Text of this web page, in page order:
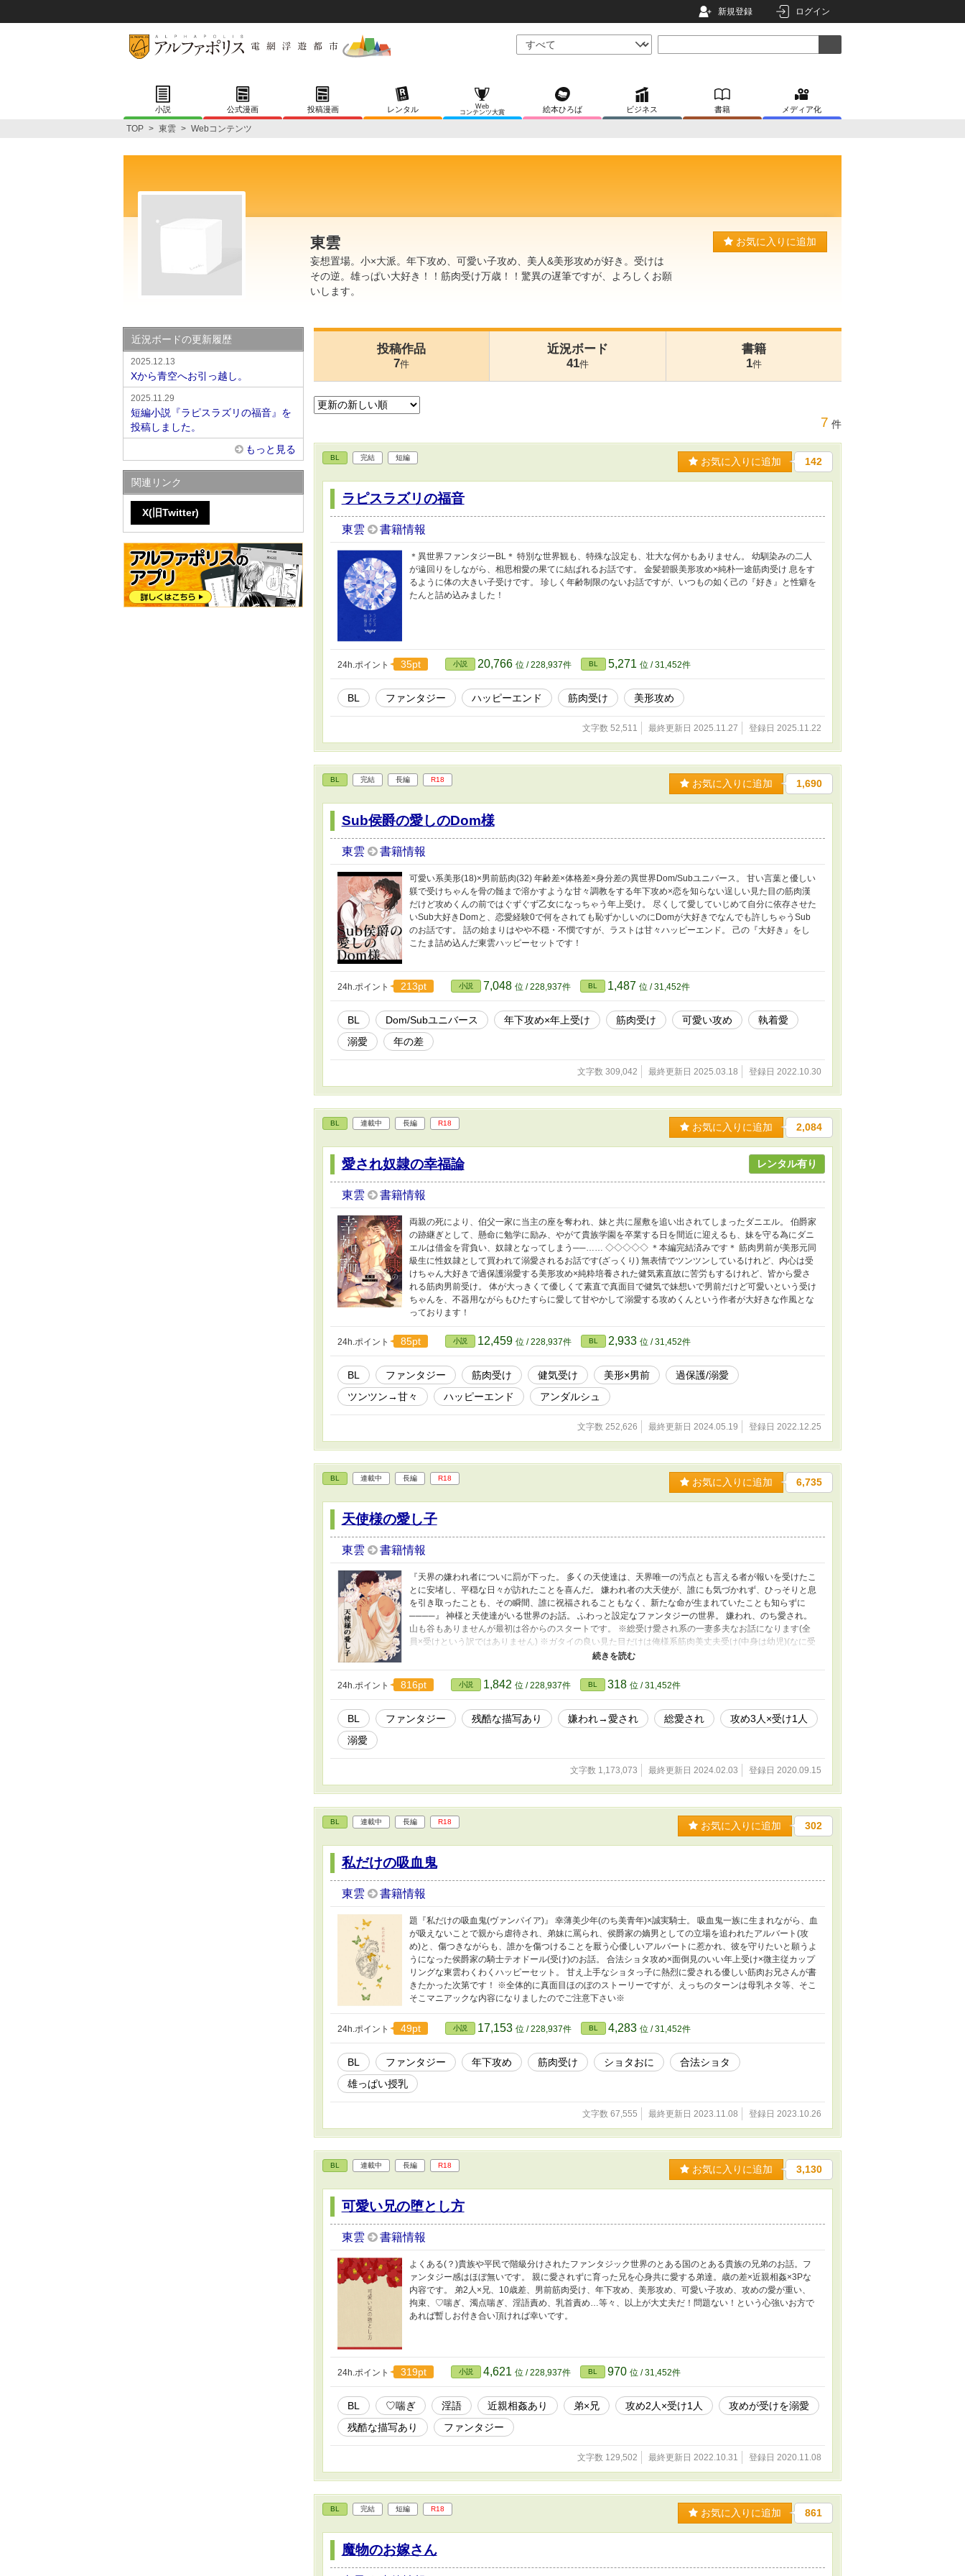
新規登録 ログイン
小説 公式漫画 投稿漫画 レンタル
Web
コンテンツ大賞
絵本ひろば ビジネス 書籍 メディア化
TOP > 東雲 > Webコンテンツ
東雲
妄想置場。小×大派。年下攻め、可愛い子攻め、美人&美形攻めが好き。受けは
その逆。雄っぱい大好き！！筋肉受け万歳！！驚異の遅筆ですが、よろしくお願
いします。
お気に入りに追加
投稿作品
7件
近況ボード
41件
書籍
1件
7 件
BL 完結 短編 お気に入りに追加 142
ラピスラズリの福音
東雲 書籍情報
＊異世界ファンタジーBL＊ 特別な世界観も、特殊な設定も、壮大な何かもありません。 幼馴染みの二人
が遠回りをしながら、相思相愛の果てに結ばれるお話です。 金髪碧眼美形攻め×純朴一途筋肉受け 息をす
るように体の大きい子受けです。 珍しく年齢制限のないお話ですが、いつもの如く己の『好き』と性癖を
たんと詰め込みました！
24h.ポイント 35pt 小説 20,766 位 / 228,937件 BL 5,271 位 / 31,452件
BL ファンタジー ハッピーエンド 筋肉受け 美形攻め
文字数 52,511 最終更新日 2025.11.27 登録日 2025.11.22
BL 完結 長編 R18 お気に入りに追加 1,690
Sub侯爵の愛しのDom様
東雲 書籍情報
可愛い系美形(18)×男前筋肉(32) 年齢差×体格差×身分差の異世界Dom/Subユニバース。 甘い言葉と優しい
躾で受けちゃんを骨の髄まで溶かすような甘々調教をする年下攻め×恋を知らない逞しい見た目の筋肉漢
だけど攻めくんの前ではぐずぐず乙女になっちゃう年上受け。 尽くして愛していじめて自分に依存させた
いSub大好きDomと、恋愛経験0で何をされても恥ずかしいのにDomが大好きでなんでも許しちゃうSub
のお話です。 話の始まりはやや不穏・不憫ですが、ラストは甘々ハッピーエンド。 己の『大好き』をし
こたま詰め込んだ東雲ハッピーセットです！
24h.ポイント 213pt 小説 7,048 位 / 228,937件 BL 1,487 位 / 31,452件
BL Dom/Subユニバース 年下攻め×年上受け 筋肉受け 可愛い攻め
執着愛
溺愛
年の差
文字数 309,042 最終更新日 2025.03.18 登録日 2022.10.30
BL 連載中 長編 R18 お気に入りに追加 2,084
愛され奴隷の幸福論 レンタル有り
東雲 書籍情報
両親の死により、伯父一家に当主の座を奪われ、妹と共に屋敷を追い出されてしまったダニエル。 伯爵家
の跡継ぎとして、懸命に勉学に励み、やがて貴族学園を卒業する日を間近に迎えるも、妹を守る為にダニ
エルは借金を背負い、奴隷となってしまう──…… ◇◇◇◇◇ ＊本編完結済みです＊ 筋肉男前が美形元同
級生に性奴隷として買われて溺愛されるお話です(ざっくり) 無表情でツンツンしているけれど、内心は受
けちゃん大好きで過保護溺愛する美形攻め×純粋培養された健気素直故に苦労もするけれど、皆から愛さ
れる筋肉男前受け。 体が大っきくて優しくて素直で真面目で健気で妹想いで男前だけど可愛いという受け
ちゃんを、不器用ながらもひたすらに愛して甘やかして溺愛する攻めくんという作者が大好きな作風とな
っております！
24h.ポイント 85pt 小説 12,459 位 / 228,937件 BL 2,933 位 / 31,452件
BL ファンタジー 筋肉受け 健気受け 美形×男前
過保護/溺愛
ツンツン→甘々
ハッピーエンド アンダルシュ
文字数 252,626 最終更新日 2024.05.19 登録日 2022.12.25
BL 連載中 長編 R18 お気に入りに追加 6,735
天使様の愛し子
東雲 書籍情報
『天界の嫌われ者についに罰が下った。 多くの天使達は、天界唯一の汚点とも言える者が報いを受けたこ
とに安堵し、平穏な日々が訪れたことを喜んだ。 嫌われ者の大天使が、誰にも気づかれず、ひっそりと息
を引き取ったことも、その瞬間、誰に祝福されることもなく、新たな命が生まれていたことも知らずに
────』 神様と天使達がいる世界のお話。 ふわっと設定なファンタジーの世界。 嫌われ、のち愛され。
山も谷もありませんが最初は谷からのスタートです。 ※総受け愛され系の一妻多夫なお話になります(全
員×受けという訳ではありません) ※ガタイの良い見た目だけは俺様系筋肉美丈夫受け(中身は幼児)(なに受
けと言えばいいのか分からず迷走中です…ガチムチではないですが、6パックに割れた腹筋とたわわな雄
っぱいが魅力の褐色男性受け) ※美人、美青年、可愛い子攻め。 弱々な受けちゃんをひたすらに愛でて囲
って慈しんで貪る溺愛系攻めと無自覚愛され系受けが書きたかった次第です。 ★第9回BL小説大賞にて、
奨励賞を頂きました！★ 初創作、字書き歴も2mmくらいのペーペーの作品ですがお付き合い頂けました
24h.ポイント 816pt 小説 1,842 位 / 228,937件 BL 318 位 / 31,452件
BL ファンタジー 残酷な描写あり 嫌われ→愛され 総愛され
攻め3人×受け1人
溺愛
文字数 1,173,073 最終更新日 2024.02.03 登録日 2020.09.15
BL 連載中 長編 R18 お気に入りに追加 302
私だけの吸血鬼
東雲 書籍情報
題『私だけの吸血鬼(ヴァンパイア)』 幸薄美少年(のち美青年)×誠実騎士。 吸血鬼一族に生まれながら、血
が吸えないことで親から虐待され、弟妹に罵られ、侯爵家の嫡男としての立場を追われたアルバート(攻
め)と、傷つきながらも、誰かを傷つけることを厭う心優しいアルバートに惹かれ、彼を守りたいと願うよ
うになった侯爵家の騎士テオドール(受け)のお話。 合法ショタ攻め×面倒見のいい年上受け×微主従カップ
リングな東雲わくわくハッピーセット。 甘え上手なショタっ子に熱烈に愛される優しい筋肉お兄さんが書
きたかった次第です！ ※全体的に真面目ほのぼのストーリーですが、えっちのターンは母乳ネタ等、そこ
そこマニアックな内容になりましたのでご注意下さい※
24h.ポイント 49pt 小説 17,153 位 / 228,937件 BL 4,283 位 / 31,452件
BL ファンタジー 年下攻め 筋肉受け ショタおに
合法ショタ
雄っぱい授乳
文字数 67,555 最終更新日 2023.11.08 登録日 2023.10.26
BL 連載中 長編 R18 お気に入りに追加 3,130
可愛い兄の堕とし方
東雲 書籍情報
よくある(？)貴族や平民で階級分けされたファンタジック世界のとある国のとある貴族の兄弟のお話。フ
ァンタジー感はほぼ無いです。 親に愛されずに育った兄を心身共に愛する弟達。歳の差×近親相姦×3Pな
内容です。 弟2人×兄、10歳差、男前筋肉受け、年下攻め、美形攻め、可愛い子攻め、攻めの愛が重い、
拘束、♡喘ぎ、濁点喘ぎ、淫語責め、乳首責め…等々、以上が大丈夫だ！問題ない！という心強いお方で
あれば暫しお付き合い頂ければ幸いです。
24h.ポイント 319pt 小説 4,621 位 / 228,937件 BL 970 位 / 31,452件
BL ♡喘ぎ 淫語 近親相姦あり 弟×兄 攻め2人×受け1人
攻めが受けを溺愛
残酷な描写あり
ファンタジー
文字数 129,502 最終更新日 2022.10.31 登録日 2020.11.08
BL 完結 短編 R18 お気に入りに追加 861
魔物のお嫁さん
近況ボードの更新履歴
2025.12.13
Xから青空へお引っ越し。
2025.11.29
短編小説『ラピスラズリの福音』を
投稿しました。
もっと見る
関連リンク
X(旧Twitter)